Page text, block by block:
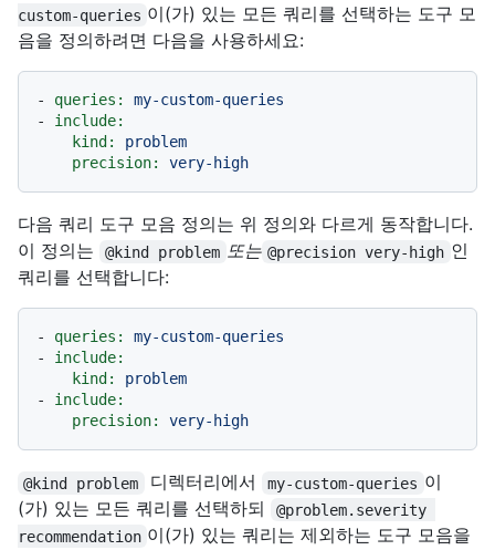
custom-queries 이(가) 있는 모든 쿼리를 선택하는 도구 모
음을 정의하려면 다음을 사용하세요:
- queries:
my-custom-queries
-
include:
kind:
problem
precision:
very-high
다음 쿼리 도구 모음 정의는 위 정의와 다르게 동작합니다.
이 정의는
@kind problem 또는 @precision very-high 인
쿼리를 선택합니다:
- queries:
my-custom-queries
-
include:
kind:
problem
-
include:
precision:
very-high
@kind problem 디렉터리에서 my-custom-queries 이
(가) 있는 모든 쿼리를 선택하되
@problem.severity
recommendation 이(가) 있는 쿼리는 제외하는 도구 모음을